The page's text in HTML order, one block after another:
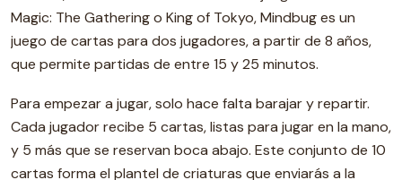
Magic: The Gathering o King of Tokyo, Mindbug es un
juego de cartas para dos jugadores, a partir de 8 años,
que permite partidas de entre 15 y 25 minutos.
Para empezar a jugar, solo hace falta barajar y repartir.
Cada jugador recibe 5 cartas, listas para jugar en la mano,
y 5 más que se reservan boca abajo. Este conjunto de 10
cartas forma el plantel de criaturas que enviarás a la